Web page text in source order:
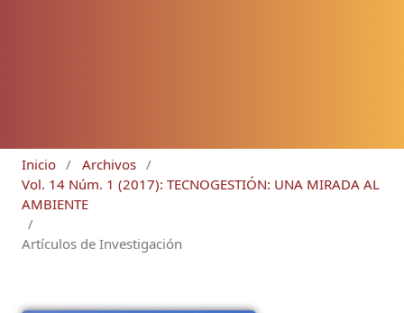
Inicio / Archivos /
Vol. 14 Núm. 1 (2017): TECNOGESTIÓN: UNA MIRADA AL
AMBIENTE
/
Artículos de Investigación